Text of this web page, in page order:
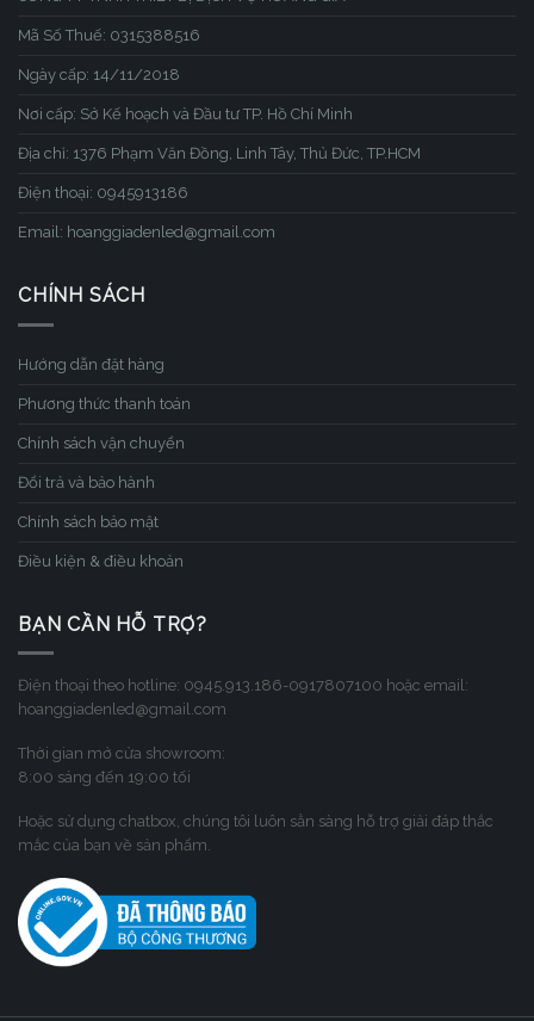
Mã Số Thuế: 0315388516
Ngày cấp: 14/11/2018
Nơi cấp: Sở Kế hoạch và Đầu tư TP. Hồ Chí Minh
Địa chỉ: 1376 Phạm Văn Đồng, Linh Tây, Thủ Đức, TP.HCM
Điện thoại: 0945913186
Email: hoanggiadenled@gmail.com
CHÍNH SÁCH
Hướng dẫn đặt hàng
Phương thức thanh toán
Chính sách vận chuyển
Đổi trả và bảo hành
Chính sách bảo mật
Điều kiện & điều khoản
BẠN CẦN HỖ TRỢ?
Điện thoại theo hotline: 0945.913.186-0917807100 hoặc email:
hoanggiadenled@gmail.com
Thời gian mở cửa showroom:
8:00 sáng đến 19:00 tối
Hoặc sử dụng chatbox, chúng tôi luôn sẳn sàng hỗ trợ giải đáp thắc
mắc của bạn về sản phẩm.